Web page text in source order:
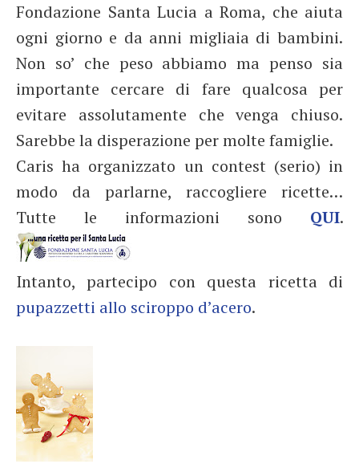
Fondazione Santa Lucia a Roma, che aiuta
ogni giorno e da anni migliaia di bambini.
Non so’ che peso abbiamo ma penso sia
importante cercare di fare qualcosa per
evitare assolutamente che venga chiuso.
Sarebbe la disperazione per molte famiglie.
Caris ha organizzato un contest (serio) in
modo da parlarne, raccogliere ricette…
Tutte le informazioni sono QUI.
Intanto, partecipo con questa ricetta di
pupazzetti allo sciroppo d’acero.